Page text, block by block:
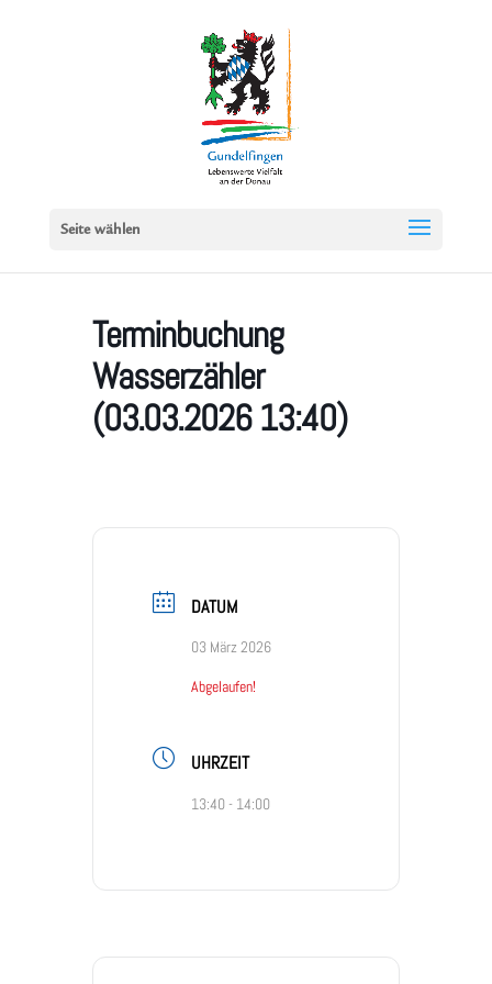
Seite wählen
Terminbuchung
Wasserzähler
(03.03.2026 13:40)
DATUM
03 März 2026
Abgelaufen!
UHRZEIT
13:40 - 14:00